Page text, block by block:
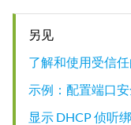
另见
了解和使用受信
示例：配置端口安
显示 DHCP 侦听